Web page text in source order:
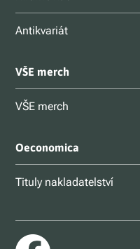
Antikvariát
VŠE merch
VŠE merch
Oeconomica
Tituly nakladatelství